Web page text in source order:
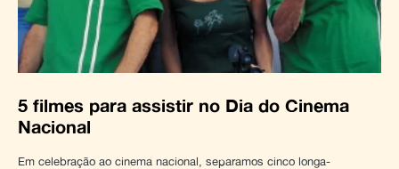
5 filmes para assistir no Dia do Cinema
Nacional
Em celebração ao cinema nacional, separamos cinco longa-